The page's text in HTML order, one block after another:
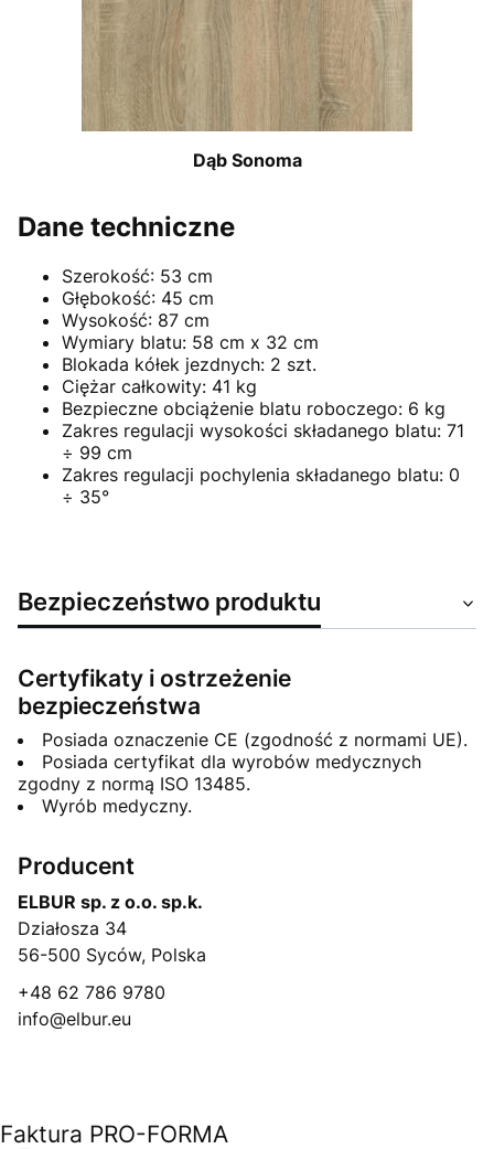
Dąb Sonoma
Dane techniczne
Szerokość: 53 cm
Głębokość: 45 cm
Wysokość: 87 cm
Wymiary blatu: 58 cm x 32 cm
Blokada kółek jezdnych: 2 szt.
Ciężar całkowity: 41 kg
Bezpieczne obciążenie blatu roboczego: 6 kg
Zakres regulacji wysokości składanego blatu: 71
÷ 99 cm
Zakres regulacji pochylenia składanego blatu: 0
÷ 35°
Bezpieczeństwo produktu
Certyfikaty i ostrzeżenie
bezpieczeństwa
Posiada oznaczenie CE (zgodność z normami UE).
Posiada certyfikat dla wyrobów medycznych
zgodny z normą ISO 13485.
Wyrób medyczny.
Producent
ELBUR sp. z o.o. sp.k.
Działosza 34
56-500 Syców, Polska
+48 62 786 9780
info@elbur.eu
Faktura PRO-FORMA